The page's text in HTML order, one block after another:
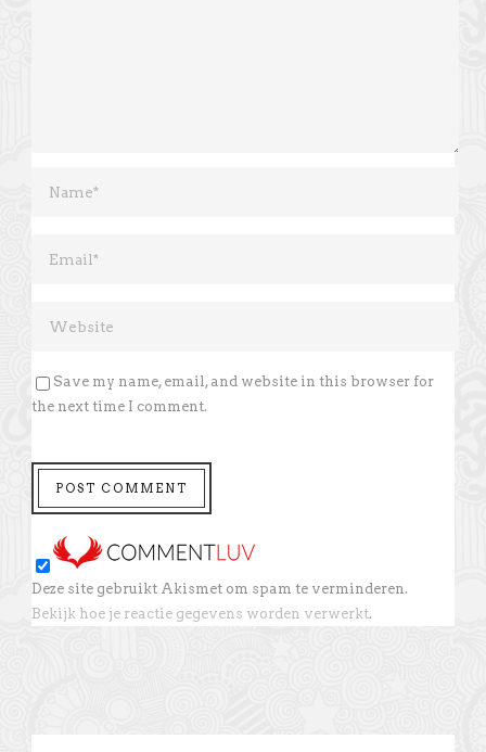
Save my name, email, and website in this browser for
the next time I comment.
Deze site gebruikt Akismet om spam te verminderen.
Bekijk hoe je reactie gegevens worden verwerkt.